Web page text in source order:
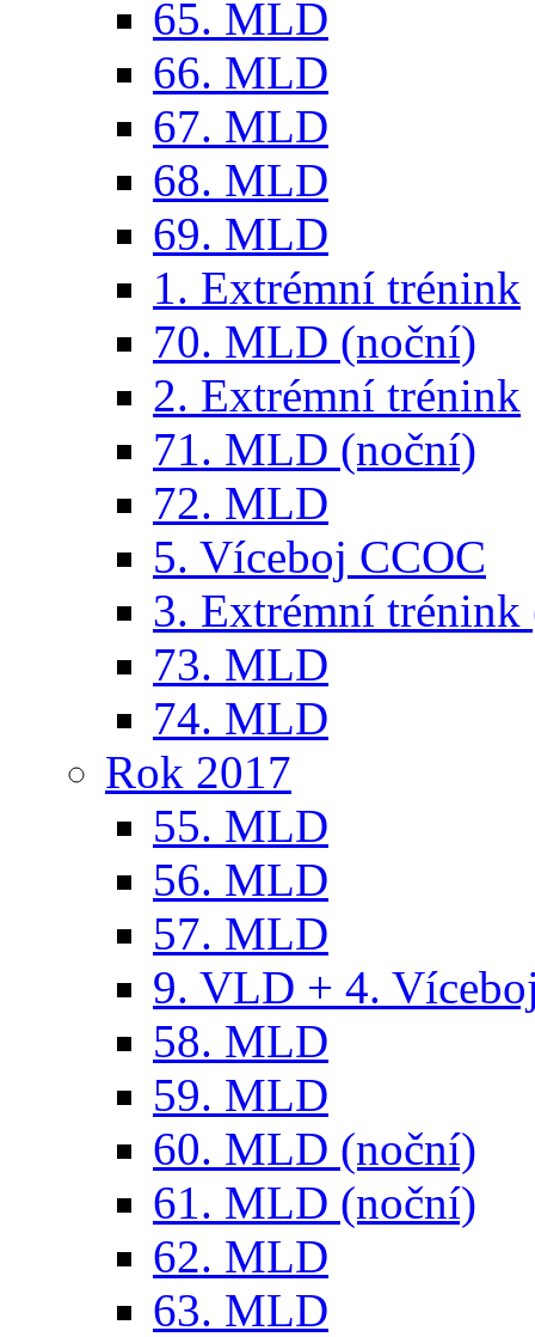
65. MLD
66. MLD
67. MLD
68. MLD
69. MLD
1. Extrémní trénink
70. MLD (noční)
2. Extrémní trénink
71. MLD (noční)
72. MLD
5. Víceboj CCOC
3. Extrémní trénink
73. MLD
74. MLD
Rok 2017
55. MLD
56. MLD
57. MLD
9. VLD + 4.
58. MLD
59. MLD
60. MLD (noční)
61. MLD (noční)
62. MLD
63. MLD